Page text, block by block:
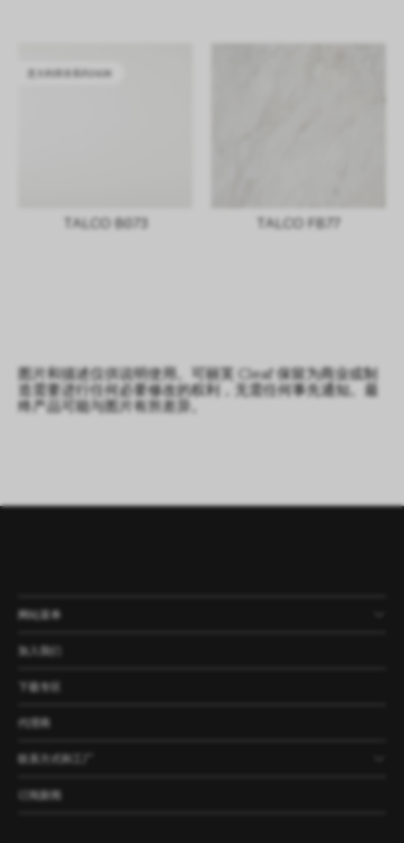
TALCO B073 TALCO FB77
图片和描述仅供说明使用。可丽芙 Cleaf 保留为商业或制
造需要进行任何必要修改的权利，无需任何事先通知。最
终产品可能与图片有所差异。
网站菜单
产品
公司
资讯
案例
加入我们
下载专区
代理商
联系方式和工厂
订阅新闻